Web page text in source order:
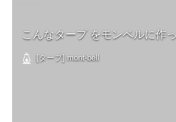
こんなタープ をモンベルに作
[タープ] mont-bell